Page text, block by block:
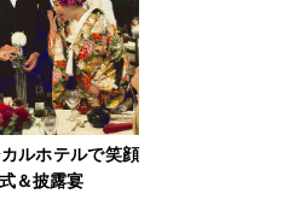
ルホテルで笑顔
＆披露宴